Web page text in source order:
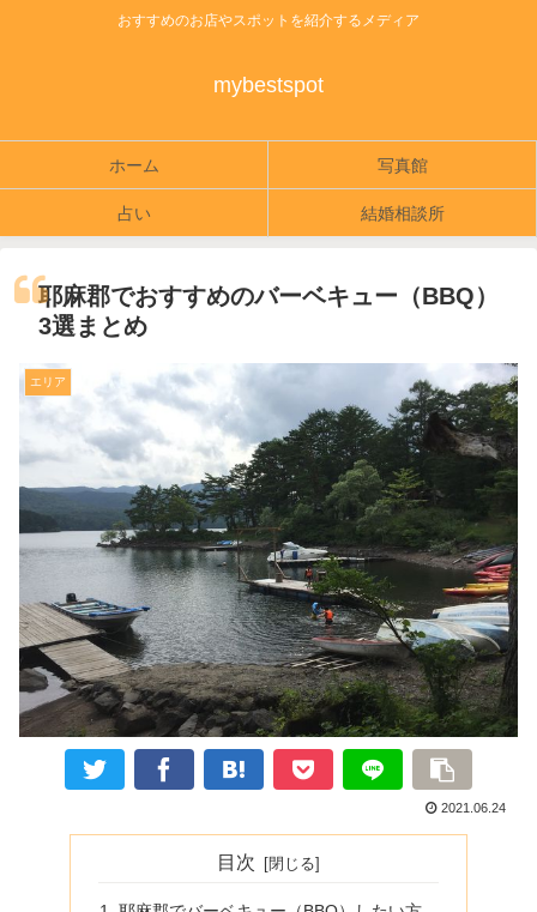
おすすめのお店やスポットを紹介するメディア
mybestspot
ホーム 写真館
占い 結婚相談所
耶麻郡でおすすめのバーベキュー（BBQ）
3選まとめ
エリア
2021.06.24
目次